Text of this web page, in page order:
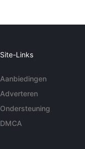
Site-Links
Aanbiedingen
Adverteren
Ondersteuning
DMCA